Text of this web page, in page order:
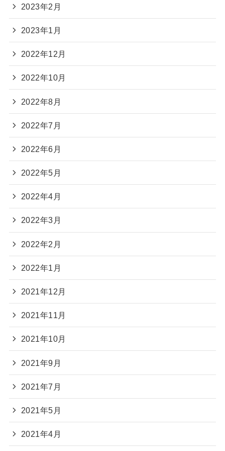
2023年2月
2023年1月
2022年12月
2022年10月
2022年8月
2022年7月
2022年6月
2022年5月
2022年4月
2022年3月
2022年2月
2022年1月
2021年12月
2021年11月
2021年10月
2021年9月
2021年7月
2021年5月
2021年4月